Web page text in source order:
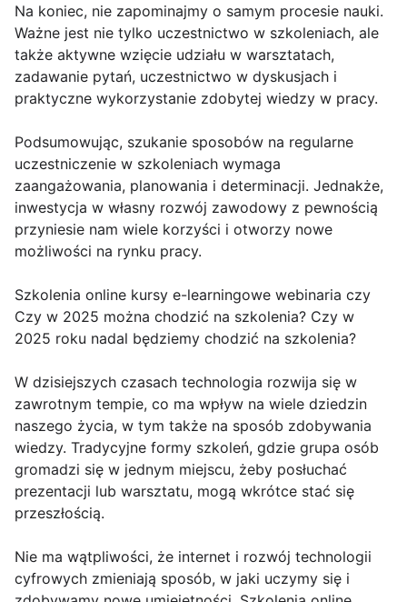
Na koniec, nie zapominajmy o samym procesie nauki.
Ważne jest nie tylko uczestnictwo w szkoleniach, ale
także aktywne wzięcie udziału w warsztatach,
zadawanie pytań, uczestnictwo w dyskusjach i
praktyczne wykorzystanie zdobytej wiedzy w pracy.
Podsumowując, szukanie sposobów na regularne
uczestniczenie w szkoleniach wymaga
zaangażowania, planowania i determinacji. Jednakże,
inwestycja w własny rozwój zawodowy z pewnością
przyniesie nam wiele korzyści i otworzy nowe
możliwości na rynku pracy.
Szkolenia online kursy e-learningowe webinaria czy
Czy w 2025 można chodzić na szkolenia? Czy w
2025 roku nadal będziemy chodzić na szkolenia?
W dzisiejszych czasach technologia rozwija się w
zawrotnym tempie, co ma wpływ na wiele dziedzin
naszego życia, w tym także na sposób zdobywania
wiedzy. Tradycyjne formy szkoleń, gdzie grupa osób
gromadzi się w jednym miejscu, żeby posłuchać
prezentacji lub warsztatu, mogą wkrótce stać się
przeszłością.
Nie ma wątpliwości, że internet i rozwój technologii
cyfrowych zmieniają sposób, w jaki uczymy się i